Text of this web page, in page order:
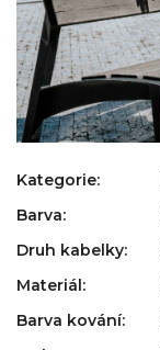
Kategorie:
Barva:
Druh kabelky:
Materiál:
Barva kování: